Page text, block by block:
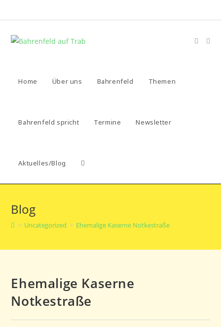
Inhalt
Home Über uns Bahrenfeld Themen
Bahrenfeld spricht Termine Newsletter
Aktuelles/Blog Website-
Blog
> Uncategorized > Ehemalige Kaserne Notkestraße
Ehemalige Kaserne
Notkestraße